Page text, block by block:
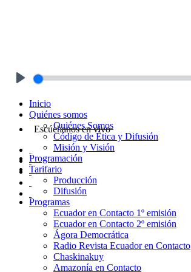
Escúchanos en vivo
Inicio
Quiénes somos
Quiénes Somos
Código de Ética y Difusión
Misión y Visión
Programación
Tarifario
Producción
Difusión
Programas
Ecuador en Contacto 1º emisión
Ecuador en Contacto 2º emisión
Ágora Democrática
Radio Revista Ecuador en Contacto
Chaskinakuy
Amazonía en Contacto